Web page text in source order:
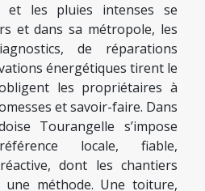
et les pluies intenses se
et dans sa métropole, les
de réparations
énergétiques tirent le
les propriétaires à
et savoir-faire. Dans
Tourangelle s’impose
locale, fiable,
dont les chantiers
méthode. Une toiture,